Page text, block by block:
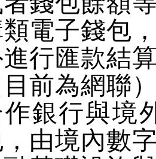
電子錢包
行匯款結
目前為網聯
作銀行與境
由境內數